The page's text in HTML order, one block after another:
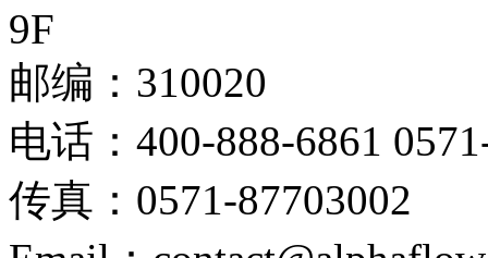
9F
邮编：310020
电话：400-888-6861
传真：0571-87703002